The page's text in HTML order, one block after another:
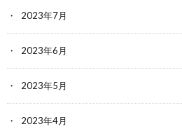
2023年7月
2023年6月
2023年5月
2023年4月